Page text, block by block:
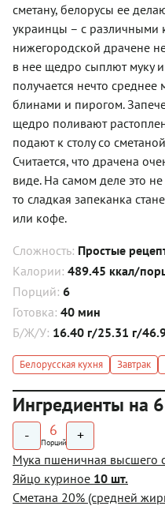
сметану, белорусы ее
украинцы – с различными
нижегородской драчене
в нее щедро сыплют муку
получается нечто
блинами и пирогом.
щедро поливают
подают к столу со
Считается, что драчена
виде. На самом деле это
то сладкая запеканка
или кофе.
Сложность: Простые
Калории: 489.45 ккал/
Порций: 6
Готовка: 40 мин
Б/Ж/У: 16.40 г/25.31 г/
Белорусская кухня Завтрак
Ингредиенты на
- 6
Порций +
Мука пшеничная высшего
Яйцо куриное 10 шт.
Сметана 20% (средней